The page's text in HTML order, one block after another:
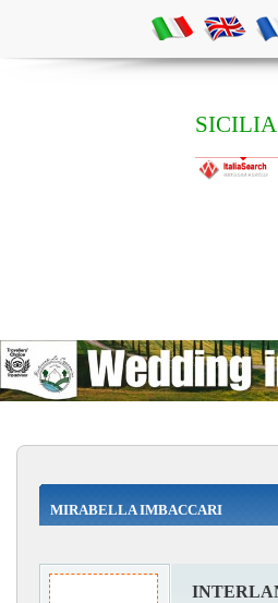
MIRABELLA IMBACCARI